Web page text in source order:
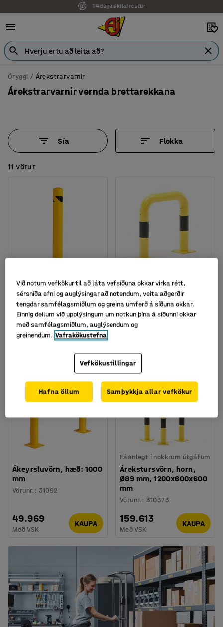
7 ára ábyrgð
Öryggi Árekstrarvarnir
Árekstrarvarnir vernda brettarekkana
Sía Flokka
11 vörur
Öryggisstólpi, hæð: 900
mm
Vörunr. : 31094
18.186
Með VSK
KAUPA
Árekstursvörn, bein,
Ø89 mm, 600x600 mm
Vörunr. : 310393
53.077
Ákeyrsluvörn, hæð: 1000
mm
Vörunr. : 31092
49.969
Með VSK
KAUPA
Fáanlegt í nokkrum útgáfum
Árekstursvörn, horn,
Ø89 mm, 1200x600x600
mm
Vörunr. : 310373
159.613
Með VSK
KAUPA
Við notum vefkökur til að láta vefsíðuna okkar virka rétt,
sérsníða efni og auglýsingar að notendum, veita aðgerðir
tengdar samfélagsmiðlum og greina umferð á síðuna okkar.
Einnig deilum við upplýsingum um notkun þína á síðunni okkar
með samfélagsmiðlum, auglýsendum og
greinendum. Vafrakökustefna
Vefkökustillingar
Hafna öllum Samþykkja allar vefkökur